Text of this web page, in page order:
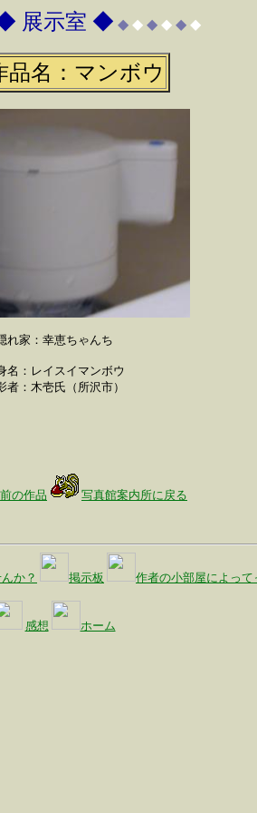
展示室 ◆ ◆ ◆ ◆ ◆ ◆ ◆
品名：マンボウ
れ家：幸恵ちゃんち
名：レイスイマンボウ
者：木壱氏（所沢市）
前の作品 写真館案内所に戻る
か？ 掲示板 作者の小部屋によって
感想 ホーム